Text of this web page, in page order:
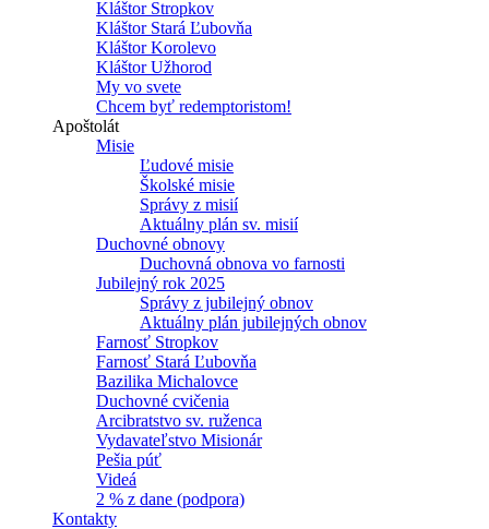
Kláštor Stropkov
Kláštor Stará Ľubovňa
Kláštor Korolevo
Kláštor Užhorod
My vo svete
Chcem byť redemptoristom!
Apoštolát
Misie
Ľudové misie
Školské misie
Správy z misií
Aktuálny plán sv. misií
Duchovné obnovy
Duchovná obnova vo farnosti
Jubilejný rok 2025
Správy z jubilejný obnov
Aktuálny plán jubilejných obnov
Farnosť Stropkov
Farnosť Stará Ľubovňa
Bazilika Michalovce
Duchovné cvičenia
Arcibratstvo sv. ruženca
Vydavateľstvo Misionár
Pešia púť
Videá
2 % z dane (podpora)
Kontakty